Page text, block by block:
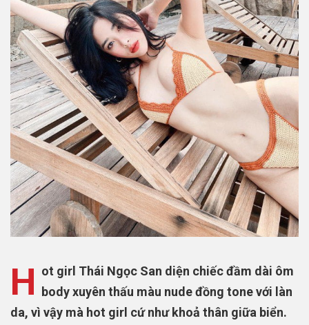
H ot girl Thái Ngọc San diện chiếc đầm dài ôm
body xuyên thấu màu nude đồng tone với làn
da, vì vậy mà hot girl cứ như khoả thân giữa biển.